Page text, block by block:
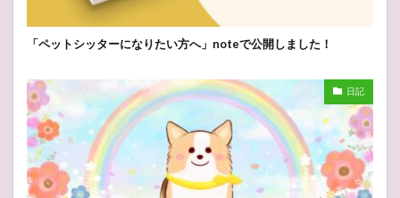
「ペットシッターになりたい方へ」noteで公開しました！
日記